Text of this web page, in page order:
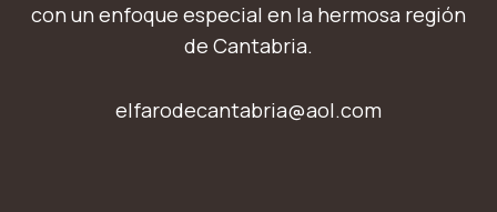
con un enfoque especial en la hermosa región
de Cantabria.
elfarodecantabria@aol.com